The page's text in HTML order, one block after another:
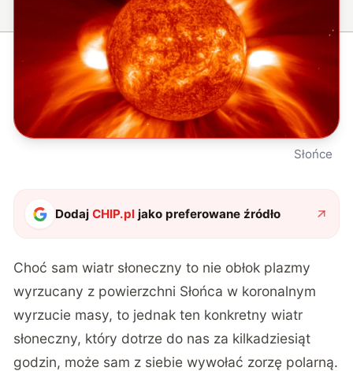
Słońce
DodajCHIP.pl jako preferowane źródło
Choć sam wiatr słoneczny to nie obłok plazmy
wyrzucany z powierzchni Słońca w koronalnym
wyrzucie masy, to jednak ten konkretny wiatr
słoneczny, który dotrze do nas za kilkadziesiąt
godzin, może sam z siebie wywołać zorzę polarną.